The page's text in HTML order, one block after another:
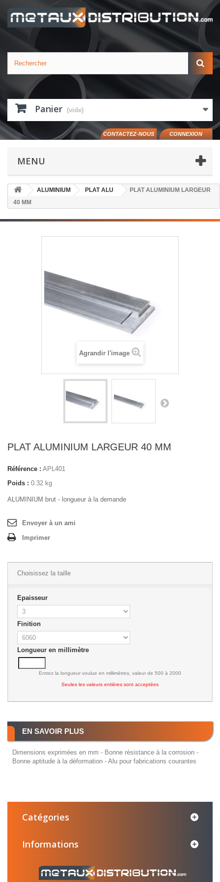
Panier (vide)
CONNEXION
CONTACTEZ-NOUS
MENU
ALUMINIUM PLAT ALU
PLAT ALUMINIUM LARGEUR
40 MM
Agrandir l'image
PLAT ALUMINIUM LARGEUR 40 MM
Référence : APL401
Poids : 0.32 kg
ALUMINIUM brut - longueur à la demande
Envoyer à un ami
Imprimer
Choisissez la taille
Epaisseur
Finition
Longueur en millimètre
Entrez la longueur voulue en millimètres, valeur de 500 à 2000
Seules les valeurs entières sont acceptées
EN SAVOIR PLUS
Dimensions exprimées en mm - Bonne résistance à la corrosion -
Bonne aptitude à la déformation - Alu pour fabrications courantes
Catégories
Informations